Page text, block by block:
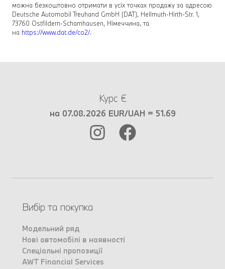
можна безкоштовно отримати в усіх точках продажу за адресою
Deutsche Automobil Treuhand GmbH (DAT), Hellmuth-Hirth-Str. 1,
73760 Ostfildern-Scharnhausen, Німеччина, та
на https://www.dat.de/co2/.
Курс €
на 07.08.2026 EUR/UAH = 51.69
Вибір та покупка
Модельний ряд
Нові автомобілі в наявності
Спеціальні пропозиції
AWT Financial Services